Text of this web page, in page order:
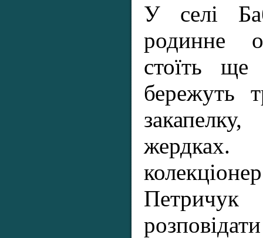
У селі
родинне
стоїть
бережуть